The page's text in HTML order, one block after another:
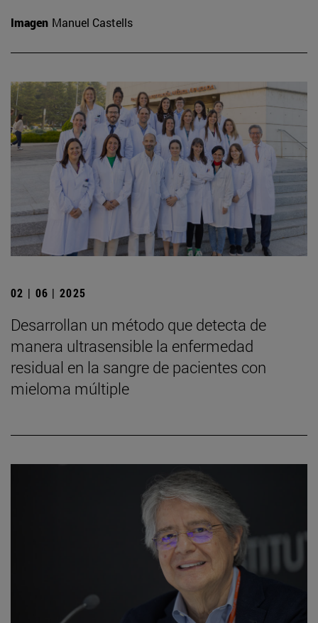
Imagen Manuel Castells
02 | 06 | 2025
Desarrollan un método que detecta de
manera ultrasensible la enfermedad
residual en la sangre de pacientes con
mieloma múltiple